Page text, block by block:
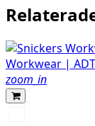
zoom_in